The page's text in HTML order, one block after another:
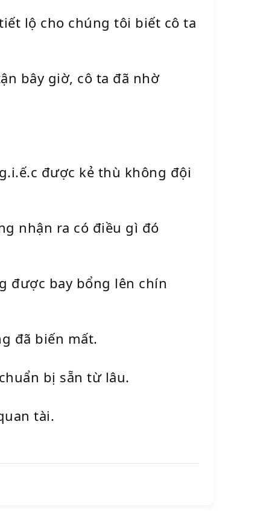
lộ cho chúng tôi biết cô ta
bây giờ, cô ta đã nhờ
được kẻ thù không đội
nhận ra có điều gì đó
được bay bổng lên chín
đã biến mất.
bị sẵn từ lâu.
tài.